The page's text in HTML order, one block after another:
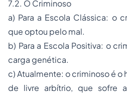
7.2. O Criminoso
a) Para a Escola Clássica: o
que optou pelo mal.
b) Para a Escola Positiva: o
carga genética.
c) Atualmente: o criminoso é
de livre arbítrio, que sofre